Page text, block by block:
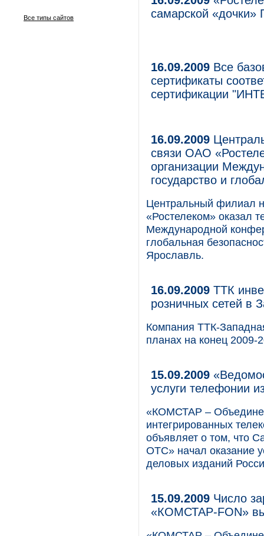
Все типы сайтов
самарской «дочки»
16.09.2009 Все
сертификаты
сертификации
16.09.2009
связи ОАО
организации
государство и
Центральный филиал
«Ростелеком» оказал
Международной
глобальная
Ярославль.
16.09.2009 ТТК
розничных сетей в
Компания ТТК-
планах на конец 2009-
15.09.2009
услуги телефонии
«КОМСТАР –
интегрированных
объявляет о том, что
ОТС» начал оказание
деловых изданий
15.09.2009 Число
«КОМСТАР-FON»